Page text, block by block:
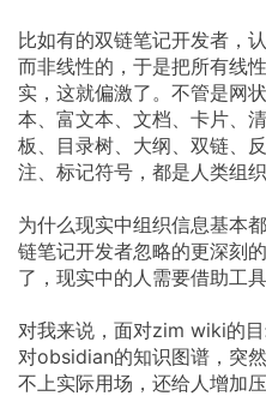
比如有的双链笔记开发者，
而非线性的，于是把所有线
实，这就偏激了。不管是网
本、富文本、文档、卡片、
板、目录树、大纲、双链、
注、标记符号，都是人类组织
为什么现实中组织信息基本
链笔记开发者忽略的更深刻
了，现实中的人需要借助工
对我来说，面对zim wiki的
对obsidian的知识图谱，突
不上实际用场，还给人增加